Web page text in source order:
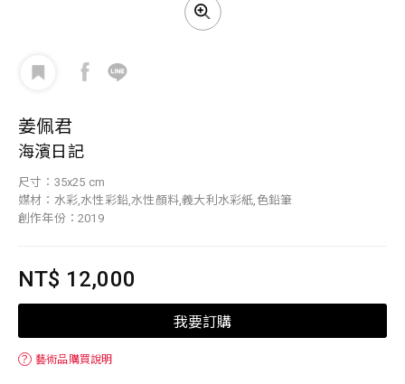
姜佩君
海濱日記
尺寸：35x25 cm
媒材：水彩,水性彩鉛,水性顏料,義大利水彩紙,色鉛筆
創作年份：2019
NT$ 12,000
我要訂購
？ 藝術品購買說明